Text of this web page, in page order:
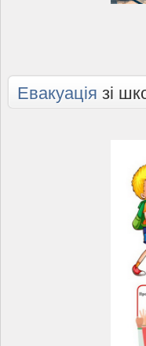
Евакуація зі